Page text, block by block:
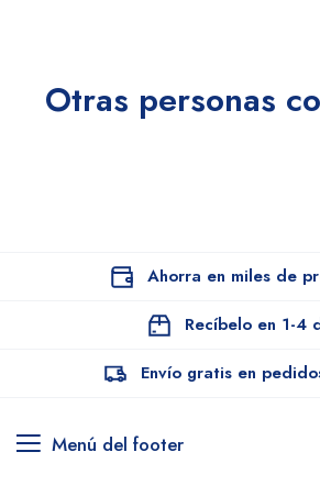
Otras personas
Ahorra en miles de
Recíbelo en 1-4
Envío gratis en
Menú del footer